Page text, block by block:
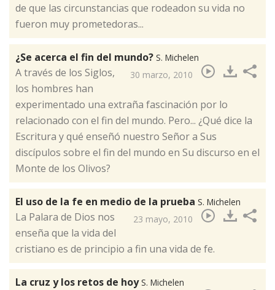
de que las circunstancias que rodeadon su vida no
fueron muy prometedoras...
¿Se acerca el fin del mundo? S. Michelen
30 marzo, 2010
​A través de los Siglos,
los hombres han
experimentado una extraña fascinación por lo
relacionado con el fin del mundo. Pero... ¿Qué dice la
Escritura y qué enseñó nuestro Señor a Sus
discípulos sobre el fin del mundo en Su discurso en el
Monte de los Olivos?
El uso de la fe en medio de la prueba S. Michelen
23 mayo, 2010
​La Palara de Dios nos
enseña que la vida del
cristiano es de principio a fin una vida de fe.
La cruz y los retos de hoyS. Michelen